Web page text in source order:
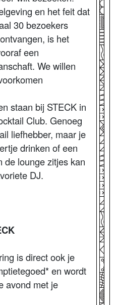
en het feit dat
30 bezoekers
is het
een
We willen
staan bij STECK in
Club. Genoeg
liefhebber, maar je
drinken of een
de lounge zitjes kan
DJ.
is direct ook je
en wordt
avond met je